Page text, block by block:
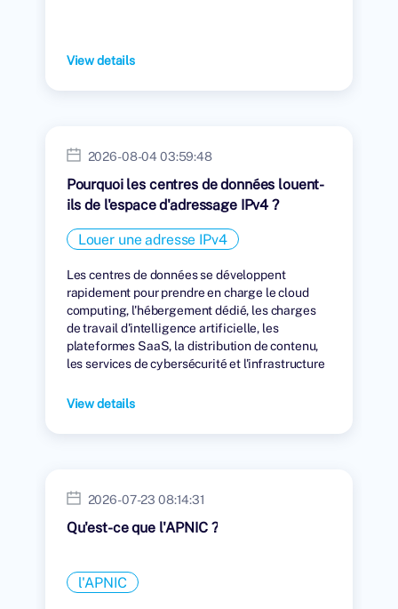
View details
2026-08-04 03:59:48
Pourquoi les centres de données louent-
ils de l'espace d'adressage IPv4 ?
Louer une adresse IPv4
Les centres de données se développent
rapidement pour prendre en charge le cloud
computing, l'hébergement dédié, les charges
de travail d'intelligence artificielle, les
plateformes SaaS, la distribution de contenu,
les services de cybersécurité et l'infrastructure
View details
2026-07-23 08:14:31
Qu'est-ce que l'APNIC ?
l'APNIC